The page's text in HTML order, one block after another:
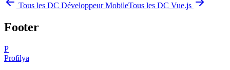
Tous les DC Développeur MobileTous les DC Vue.js
Footer
P
Profilya